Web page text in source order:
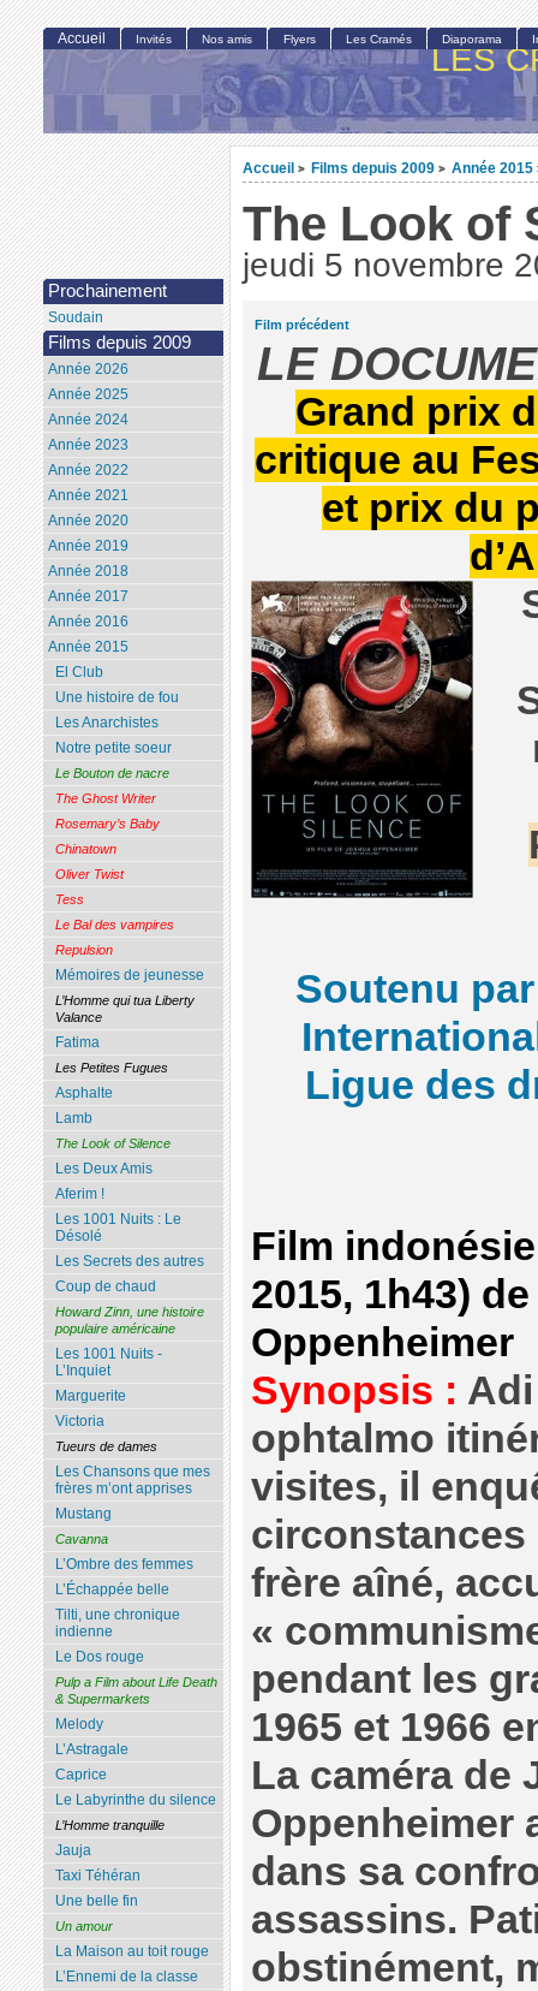
LES
Accueil > Films depuis 2009 > Année 2015
The Look of
jeudi 5 novembre
Film précédent
LE
Grand prix
critique au
et prix du
Soutenu
Ligue des
Film
2015, 1h43)
Oppenheimer
Synopsis :
ophtalmo
visites, il
circonstances
frère aîné,
«
pendant les
1965 et 1966
La caméra de
Oppenheimer
dans sa
assassins.
obstinément,
Accueil Invités Nos amis Flyers Les Cramés Diaporama
Prochainement
Soudain
Films depuis 2009
Année 2026
Année 2025
Année 2024
Année 2023
Année 2022
Année 2021
Année 2020
Année 2019
Année 2018
Année 2017
Année 2016
Année 2015
El Club
Une histoire de fou
Les Anarchistes
Notre petite soeur
Le Bouton de nacre
The Ghost Writer
Rosemary’s Baby
Chinatown
Oliver Twist
Tess
Le Bal des vampires
Repulsion
Mémoires de jeunesse
L’Homme qui tua Liberty
Valance
Fatima
Les Petites Fugues
Asphalte
Lamb
The Look of Silence
Les Deux Amis
Aferim !
Les 1001 Nuits : Le
Désolé
Les Secrets des autres
Coup de chaud
Howard Zinn, une histoire
populaire américaine
Les 1001 Nuits -
L’Inquiet
Marguerite
Victoria
Tueurs de dames
Les Chansons que mes
frères m’ont apprises
Mustang
Cavanna
L’Ombre des femmes
L’Échappée belle
Tilti, une chronique
indienne
Le Dos rouge
Pulp a Film about Life Death
& Supermarkets
Melody
L’Astragale
Caprice
Le Labyrinthe du silence
L’Homme tranquille
Jauja
Taxi Téhéran
Une belle fin
Un amour
La Maison au toit rouge
L’Ennemi de la classe